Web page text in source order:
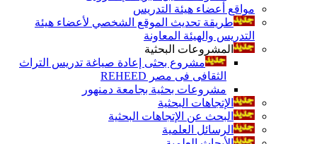
مواقع أعضاء هيئة التدريس
طريقة تحديث الموقع الشخصي لأعضاء هيئة
التدريس والهيئة المعاونة
المشروعات البحثية
مشروع بحثى إعادة صياغة تدريس التراث
الثقافى فى مصر REHEED
مشروعات بحثية بجامعة دمنهور
الإتجاهات البحثية
البحث عن الإتجاهات البحثية
الرسائل العلمية